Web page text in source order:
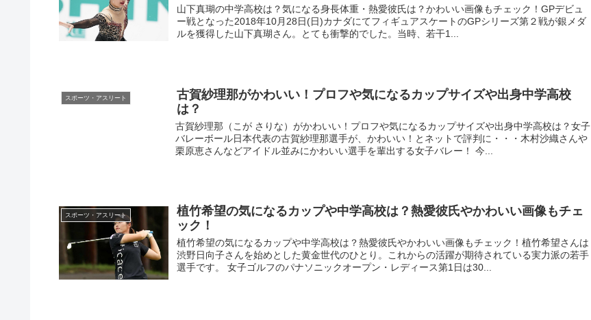
山下真瑚の中学高校は？気になる身長体重・熱愛彼氏は？かわいい画像もチェック！GPデビュ
ー戦となった2018年10月28日(日)カナダにてフィギュアスケートのGPシリーズ第２戦が銀メダ
ルを獲得した山下真瑚さん。とても衝撃的でした。当時、若干1...
スポーツ・アスリート
古賀紗理那がかわいい！プロフや気になるカップサイズや出身中学高校
は？
古賀紗理那（こが さりな）がかわいい！プロフや気になるカップサイズや出身中学高校は？女子
バレーボール日本代表の古賀紗理那選手が、かわいい！とネットで評判に・・・木村沙織さんや
栗原恵さんなどアイドル並みにかわいい選手を輩出する女子バレー！ 今...
スポーツ・アスリート
植竹希望の気になるカップや中学高校は？熱愛彼氏やかわいい画像もチェ
ック！
植竹希望の気になるカップや中学高校は？熱愛彼氏やかわいい画像もチェック！植竹希望さんは
渋野日向子さんを始めとした黄金世代のひとり。これからの活躍が期待されている実力派の若手
選手です。 女子ゴルフのパナソニックオープン・レディース第1日は30...